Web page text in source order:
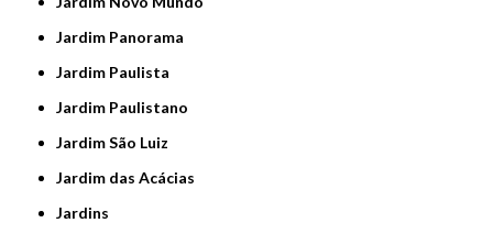
Jardim Panorama
Jardim Paulista
Jardim Paulistano
Jardim São Luiz
Jardim das Acácias
Jardins